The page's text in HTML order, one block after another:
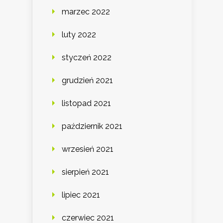
marzec 2022
luty 2022
styczeń 2022
grudzień 2021
listopad 2021
październik 2021
wrzesień 2021
sierpień 2021
lipiec 2021
czerwiec 2021